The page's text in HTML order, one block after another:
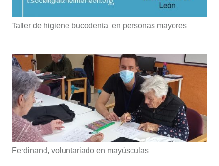
Taller de higiene bucodental en personas mayores
Ferdinand, voluntariado en mayúsculas